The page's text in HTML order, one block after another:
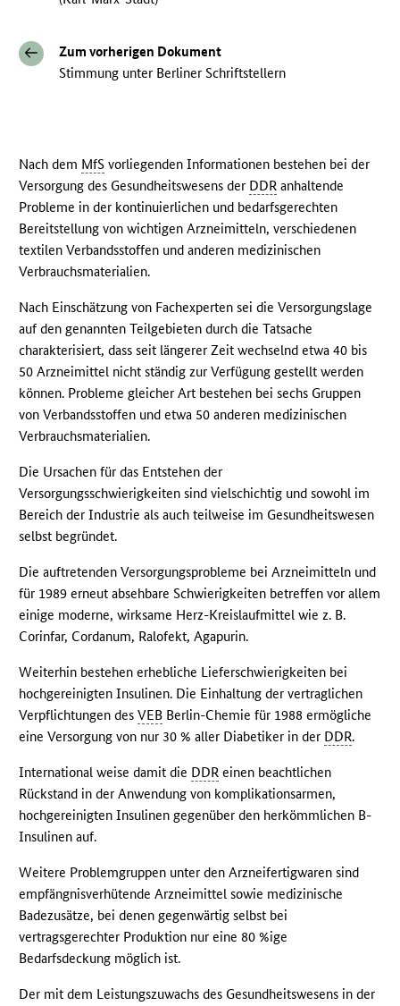
Zum vorherigen Dokument
Stimmung unter Berliner Schriftstellern
Nach dem MfS vorliegenden Informationen bestehen bei der
Versorgung des Gesundheitswesens der DDR anhaltende
Probleme in der kontinuierlichen und bedarfsgerechten
Bereitstellung von wichtigen Arzneimitteln, verschiedenen
textilen Verbandsstoffen und anderen medizinischen
Verbrauchsmaterialien.
Nach Einschätzung von Fachexperten sei die Versorgungslage
auf den genannten Teilgebieten durch die Tatsache
charakterisiert, dass seit längerer Zeit wechselnd etwa 40 bis
50 Arzneimittel nicht ständig zur Verfügung gestellt werden
können. Probleme gleicher Art bestehen bei sechs Gruppen
von Verbandsstoffen und etwa 50 anderen medizinischen
Verbrauchsmaterialien.
Die Ursachen für das Entstehen der
Versorgungsschwierigkeiten sind vielschichtig und sowohl im
Bereich der Industrie als auch teilweise im Gesundheitswesen
selbst begründet.
Die auftretenden Versorgungsprobleme bei Arzneimitteln und
für 1989 erneut absehbare Schwierigkeiten betreffen vor allem
einige moderne, wirksame Herz-Kreislaufmittel wie z. B.
Corinfar, Cordanum, Ralofekt, Agapurin.
Weiterhin bestehen erhebliche Lieferschwierigkeiten bei
hochgereinigten Insulinen. Die Einhaltung der vertraglichen
Verpflichtungen desVEB Berlin-Chemie für 1988 ermögliche
eine Versorgung von nur 30 % aller Diabetiker in der DDR.
International weise damit die DDR einen beachtlichen
Rückstand in der Anwendung von komplikationsarmen,
hochgereinigten Insulinen gegenüber den herkömmlichen B-
Insulinen auf.
Weitere Problemgruppen unter den Arzneifertigwaren sind
empfängnisverhütende Arzneimittel sowie medizinische
Badezusätze, bei denen gegenwärtig selbst bei
vertragsgerechter Produktion nur eine 80 %ige
Bedarfsdeckung möglich ist.
Der mit dem Leistungszuwachs des Gesundheitswesens in der